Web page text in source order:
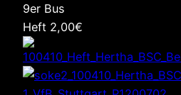
9er Bus
Heft 2,00€